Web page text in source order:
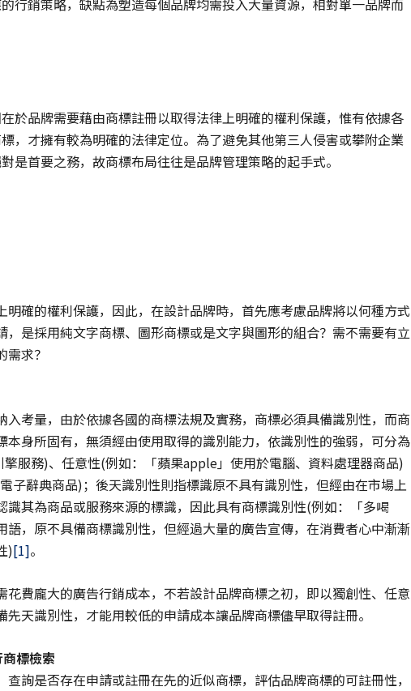
行銷策略，缺點為塑造每個品牌均需投入大量資源，相對單一品牌而
於品牌需要藉由商標註冊以取得法律上明確的權利保護，惟有依據各
，才擁有較為明確的法律定位。為了避免其他第三人侵害或攀附企業
是首要之務，故商標布局往往是品牌管理策略的起手式。
確的權利保護，因此，在設計品牌時，首先應考慮品牌將以何種方式
是採用純文字商標、圖形商標或是文字與圖形的組合？需不需要有立
求？
考量，由於依據各國的商標法規及實務，商標必須具備識別性，而商
身所固有，無須經由使用取得的識別能力，依識別性的強弱，可分為
服務)、任意性(例如：「蘋果apple」使用於電腦、資料處理器商品)
子辭典商品)；後天識別性則指標識原不具有識別性，但經由在市場上
其為商品或服務來源的標識，因此具有商標識別性(例如：「多喝
，原不具備商標識別性，但經過大量的廣告宣傳，在消費者心中漸漸
)[1]。
費龐大的廣告行銷成本，不若設計品牌商標之初，即以獨創性、任意
天識別性，才能用較低的申請成本讓品牌商標儘早取得註冊。
標檢索
詢是否存在申請或註冊在先的近似商標，評估品牌商標的可註冊性，